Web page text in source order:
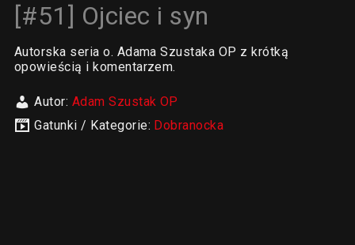
[#51] Ojciec i syn
Autorska seria o. Adama Szustaka OP z krótką
opowieścią i komentarzem.
Autor: Adam Szustak OP
Gatunki / Kategorie: Dobranocka